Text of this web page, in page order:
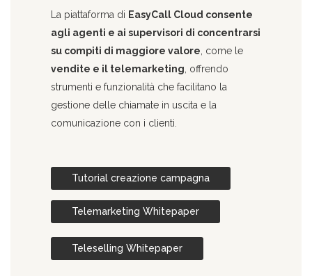
La piattaforma di EasyCall Cloud consente
agli agenti e ai supervisori di concentrarsi
su compiti di maggiore valore , come le
vendite e il telemarketing , offrendo
strumenti e funzionalità che facilitano la
gestione delle chiamate in uscita e la
comunicazione con i clienti.
Tutorial creazione campagna
Telemarketing Whitepaper
Teleselling Whitepaper